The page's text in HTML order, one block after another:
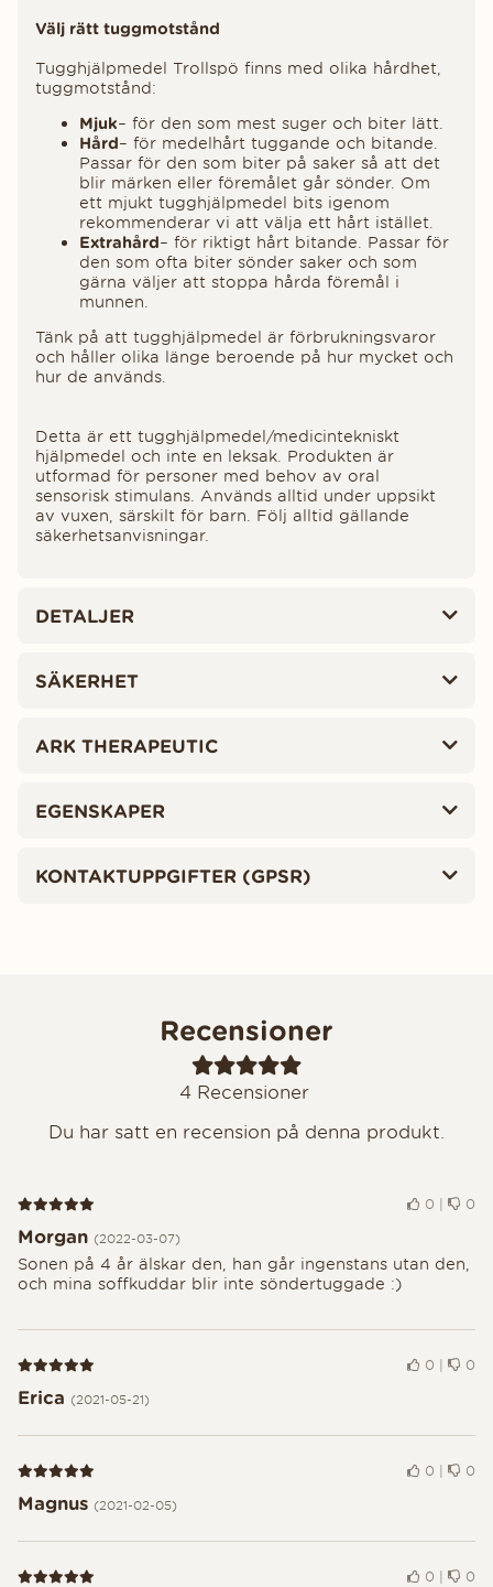
Välj rätt tuggmotstånd
Tugghjälpmedel Trollspö finns med olika hårdhet,
tuggmotstånd:
Mjuk– för den som mest suger och biter lätt.
Hård– för medelhårt tuggande och bitande.
Passar för den som biter på saker så att det
blir märken eller föremålet går sönder. Om
ett mjukt tugghjälpmedel bits igenom
rekommenderar vi att välja ett hårt istället.
Extrahård– för riktigt hårt bitande. Passar för
den som ofta biter sönder saker och som
gärna väljer att stoppa hårda föremål i
munnen.
Tänk på att tugghjälpmedel är förbrukningsvaror
och håller olika länge beroende på hur mycket och
hur de används.
Detta är ett tugghjälpmedel/medicintekniskt
hjälpmedel och inte en leksak. Produkten är
utformad för personer med behov av oral
sensorisk stimulans. Används alltid under uppsikt
av vuxen, särskilt för barn. Följ alltid gällande
säkerhetsanvisningar.
DETALJER
SÄKERHET
ARK THERAPEUTIC
EGENSKAPER
KONTAKTUPPGIFTER (GPSR)
Recensioner
4Recensioner
Du har satt en recension på denna produkt.
Recension 5 av 5 0 0
Morgan (2022-03-07)
Sonen på 4 år älskar den, han går ingenstans utan den,
och mina soffkuddar blir inte söndertuggade :)
Recension 5 av 5 0 0
Erica (2021-05-21)
Recension 5 av 5 0 0
Magnus (2021-02-05)
Recension 5 av 5 0 0